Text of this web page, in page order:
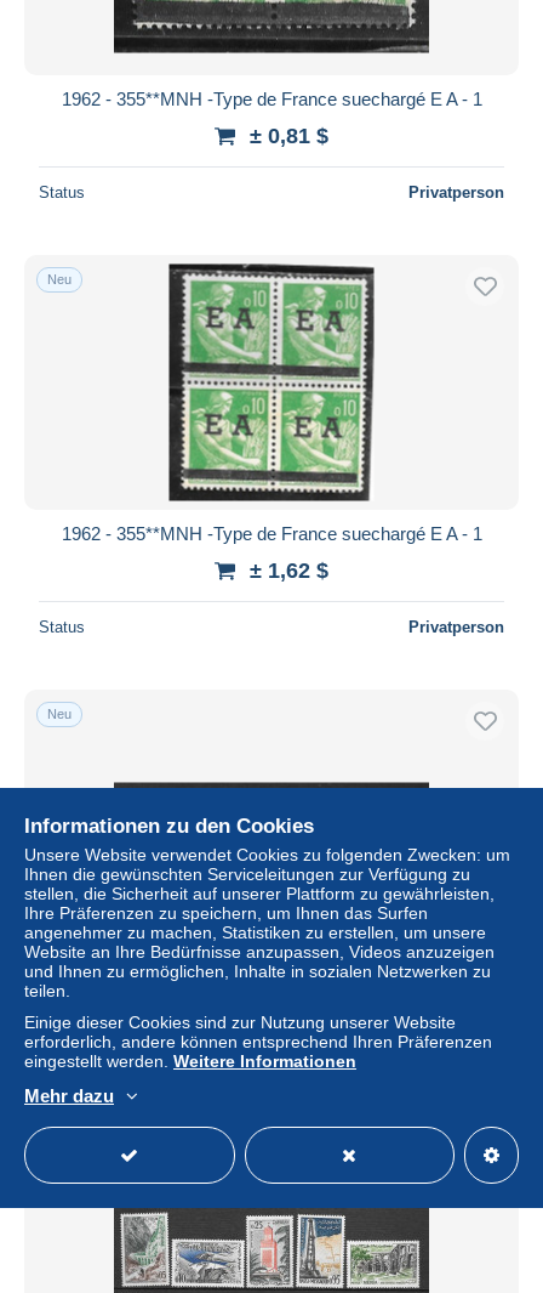
1962 - 355**MNH -Type de France suechargé E A - 1
± 0,81 $
Status Privatperson
Neu
1962 - 355**MNH -Type de France suechargé E A - 1
± 1,62 $
Status Privatperson
Neu
1963 - 373 à 376**MNH -
Status
Informationen zu den Cookies
Unsere Website verwendet Cookies zu folgenden Zwecken: um
Ihnen die gewünschten Serviceleitungen zur Verfügung zu
stellen, die Sicherheit auf unserer Plattform zu gewährleisten,
Ihre Präferenzen zu speichern, um Ihnen das Surfen
angenehmer zu machen, Statistiken zu erstellen, um unsere
Website an Ihre Bedürfnisse anzupassen, Videos anzuzeigen
und Ihnen zu ermöglichen, Inhalte in sozialen Netzwerken zu
teilen.
Einige dieser Cookies sind zur Nutzung unserer Website
erforderlich, andere können entsprechend Ihren Präferenzen
eingestellt werden. Weitere Informationen
Mehr dazu